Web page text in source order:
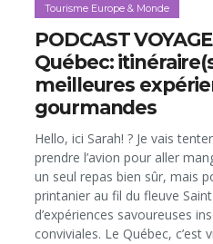
Tourisme Europe & Monde
PODCAST
Québec:
meilleures
gourmandes
Hello, ici Sarah! ? Je vais
prendre l’avion pour aller
un seul repas bien sûr, mais
printanier au fil du fleuve
d’expériences savoureuses
conviviales. Le Québec, c’est